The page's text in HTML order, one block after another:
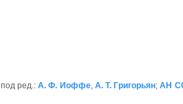
под ред.:А. Ф. Иоффе, А. Т. Григорьян;АН